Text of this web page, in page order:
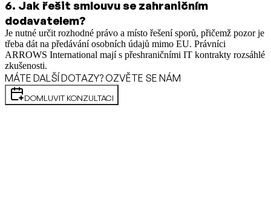
6. Jak řešit smlouvu se zahraničním
dodavatelem?
Je nutné určit rozhodné právo a místo řešení sporů, přičemž pozor je
třeba dát na předávání osobních údajů mimo EU. Právníci
ARROWS International mají s přeshraničními IT kontrakty rozsáhlé
zkušenosti.
MÁTE DALŠÍ DOTAZY? OZVĚTE SE NÁM
DOMLUVIT KONZULTACI